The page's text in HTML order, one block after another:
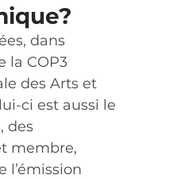
dans
la COP3
des Arts et
ci est aussi le
des
membre,
l’émission